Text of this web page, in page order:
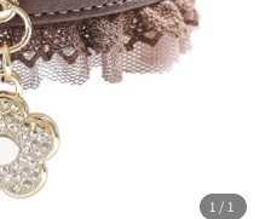
1 /1